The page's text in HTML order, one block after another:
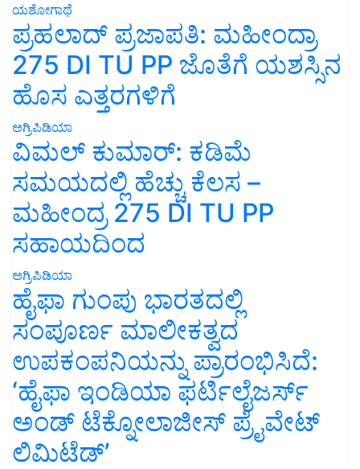
ಯಶೋಗಾಥೆ
ಪ್ರಹಲಾದ್ ಪ್ರಜಾಪತಿ: ಮಹೀಂದ್ರಾ
275 DI TU PP ಜೊತೆಗೆ ಯಶಸ್ಸಿನ
ಹೊಸ ಎತ್ತರಗಳಿಗೆ
ಅಗ್ರಿಪಿಡಿಯಾ
ವಿಮಲ್ ಕುಮಾರ್: ಕಡಿಮೆ
ಸಮಯದಲ್ಲಿ ಹೆಚ್ಚು ಕೆಲಸ –
ಮಹೀಂದ್ರ 275 DI TU PP
ಸಹಾಯದಿಂದ
ಅಗ್ರಿಪಿಡಿಯಾ
ಹೈಫಾ ಗುಂಪು ಭಾರತದಲ್ಲಿ
ಸಂಪೂರ್ಣ ಮಾಲೀಕತ್ವದ
ಉಪಕಂಪನಿಯನ್ನು ಪ್ರಾರಂಭಿಸಿದೆ:
‘ಹೈಫಾ ಇಂಡಿಯಾ ಫರ್ಟಿಲೈಜರ್ಸ್
ಅಂಡ್ ಟೆಕ್ನೋಲಾಜೀಸ್ ಪ್ರೈವೇಟ್
ಲಿಮಿಟೆಡ್’